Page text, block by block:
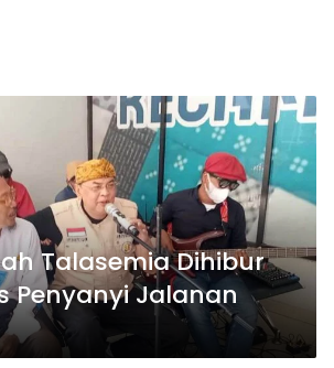
Talasemia Dihibur
Penyanyi Jalanan